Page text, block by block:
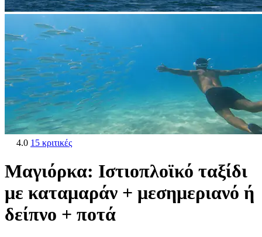
4.0 15 κριτικές
Μαγιόρκα: Ιστιοπλοϊκό ταξίδι
με καταμαράν + μεσημεριανό ή
δείπνο + ποτά